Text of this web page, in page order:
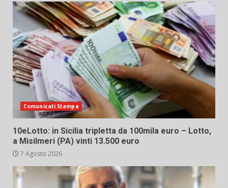
Comunicati Stampa
10eLotto: in Sicilia tripletta da 100mila euro – Lotto,
a Misilmeri (PA) vinti 13.500 euro
7 Agosto 2026